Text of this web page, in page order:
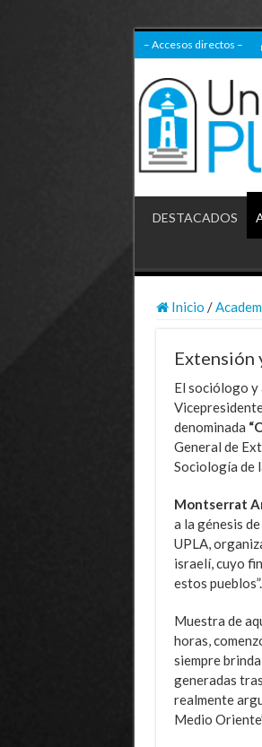
– Accesos directos –
DESTACADOS
Inicio /
Extensión
El sociólogo
denominada
General de
Sociología de
Montserrat
a la génesis
UPLA,
israelí, cuyo
estos pueblos”.
Muestra de
horas,
siempre
generadas
realmente
Medio